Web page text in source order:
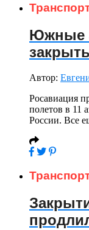
Южные
Автор:
Росавиация
полетов в 11
России. Все